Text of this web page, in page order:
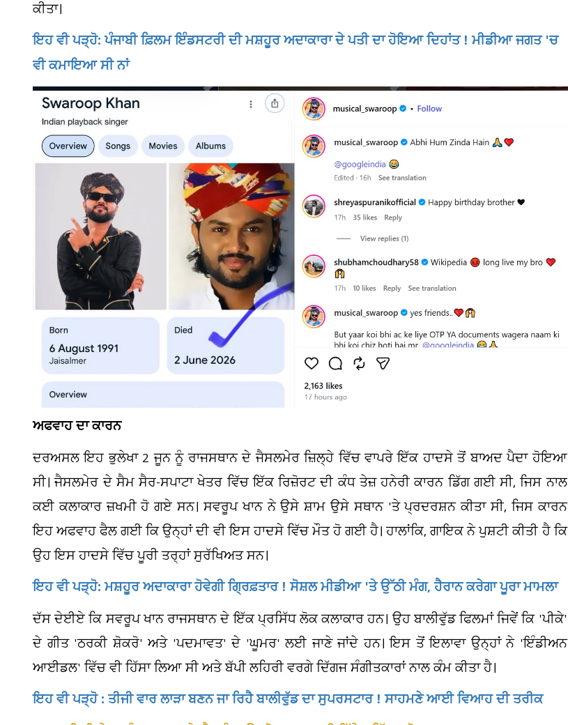
ਕੀਤਾ।
ਇਹ ਵੀ ਪੜ੍ਹੋ: ਪੰਜਾਬੀ ਫ਼ਿਲਮ ਇੰਡਸਟਰੀ ਦੀ ਮਸ਼ਹੂਰ ਅਦਾਕਾਰਾ ਦੇ ਪਤੀ ਦਾ ਹੋਇਆ ਦਿਹਾਂਤ ! ਮੀਡੀਆ ਜਗਤ 'ਚ
ਵੀ ਕਮਾਇਆ ਸੀ ਨਾਂ
ਅਫਵਾਹ ਦਾ ਕਾਰਨ
ਦਰਅਸਲ ਇਹ ਭੁਲੇਖਾ 2 ਜੂਨ ਨੂੰ ਰਾਜਸਥਾਨ ਦੇ ਜੈਸਲਮੇਰ ਜ਼ਿਲ੍ਹੇ ਵਿੱਚ ਵਾਪਰੇ ਇੱਕ ਹਾਦਸੇ ਤੋਂ ਬਾਅਦ ਪੈਦਾ ਹੋਇਆ
ਸੀ। ਜੈਸਲਮੇਰ ਦੇ ਸੈਮ ਸੈਰ-ਸਪਾਟਾ ਖੇਤਰ ਵਿੱਚ ਇੱਕ ਰਿਜ਼ੋਰਟ ਦੀ ਕੰਧ ਤੇਜ਼ ਹਨੇਰੀ ਕਾਰਨ ਡਿੱਗ ਗਈ ਸੀ, ਜਿਸ ਨਾਲ
ਕਈ ਕਲਾਕਾਰ ਜ਼ਖਮੀ ਹੋ ਗਏ ਸਨ। ਸਵਰੂਪ ਖਾਨ ਨੇ ਉਸੇ ਸ਼ਾਮ ਉਸੇ ਸਥਾਨ 'ਤੇ ਪ੍ਰਦਰਸ਼ਨ ਕੀਤਾ ਸੀ, ਜਿਸ ਕਾਰਨ
ਇਹ ਅਫਵਾਹ ਫੈਲ ਗਈ ਕਿ ਉਨ੍ਹਾਂ ਦੀ ਵੀ ਇਸ ਹਾਦਸੇ ਵਿੱਚ ਮੌਤ ਹੋ ਗਈ ਹੈ। ਹਾਲਾਂਕਿ, ਗਾਇਕ ਨੇ ਪੁਸ਼ਟੀ ਕੀਤੀ ਹੈ ਕਿ
ਉਹ ਇਸ ਹਾਦਸੇ ਵਿੱਚ ਪੂਰੀ ਤਰ੍ਹਾਂ ਸੁਰੱਖਿਅਤ ਸਨ।
ਇਹ ਵੀ ਪੜ੍ਹੋ: ਮਸ਼ਹੂਰ ਅਦਾਕਾਰਾ ਹੋਵੇਗੀ ਗ੍ਰਿਫ਼ਤਾਰ ! ਸੋਸ਼ਲ ਮੀਡੀਆ 'ਤੇ ਉੱਠੀ ਮੰਗ, ਹੈਰਾਨ ਕਰੇਗਾ ਪੂਰਾ ਮਾਮਲਾ
ਦੱਸ ਦੇਈਏ ਕਿ ਸਵਰੂਪ ਖਾਨ ਰਾਜਸਥਾਨ ਦੇ ਇੱਕ ਪ੍ਰਸਿੱਧ ਲੋਕ ਕਲਾਕਾਰ ਹਨ। ਉਹ ਬਾਲੀਵੁੱਡ ਫਿਲਮਾਂ ਜਿਵੇਂ ਕਿ 'ਪੀਕੇ'
ਦੇ ਗੀਤ 'ਠਰਕੀ ਸ਼ੋਕਰੋ' ਅਤੇ 'ਪਦਮਾਵਤ' ਦੇ 'ਘੂਮਰ' ਲਈ ਜਾਣੇ ਜਾਂਦੇ ਹਨ। ਇਸ ਤੋਂ ਇਲਾਵਾ ਉਨ੍ਹਾਂ ਨੇ 'ਇੰਡੀਅਨ
ਆਈਡਲ' ਵਿੱਚ ਵੀ ਹਿੱਸਾ ਲਿਆ ਸੀ ਅਤੇ ਬੱਪੀ ਲਹਿਰੀ ਵਰਗੇ ਦਿੱਗਜ ਸੰਗੀਤਕਾਰਾਂ ਨਾਲ ਕੰਮ ਕੀਤਾ ਹੈ।
ਇਹ ਵੀ ਪੜ੍ਹੋ : ਤੀਜੀ ਵਾਰ ਲਾੜਾ ਬਣਨ ਜਾ ਰਿਹੈ ਬਾਲੀਵੁੱਡ ਦਾ ਸੁਪਰਸਟਾਰ ! ਸਾਹਮਣੇ ਆਈ ਵਿਆਹ ਦੀ ਤਰੀਕ